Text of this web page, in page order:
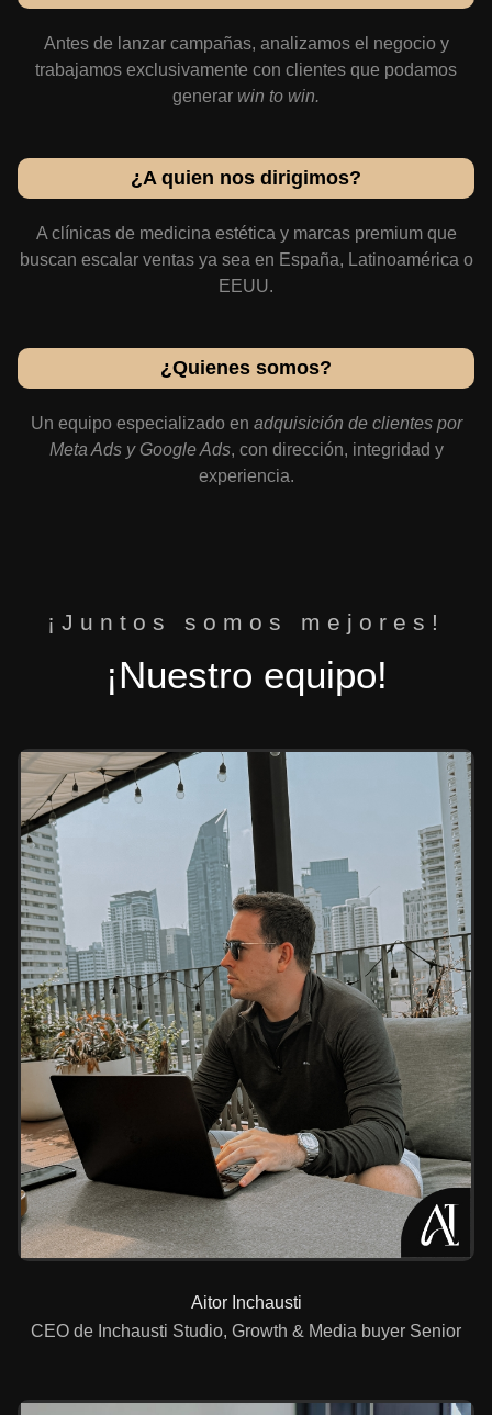
Antes de lanzar campañas, analizamos el negocio y
trabajamos exclusivamente con clientes que podamos
generar win to win.
¿A quien nos dirigimos?
A clínicas de medicina estética y marcas premium que
buscan escalar ventas ya sea en España, Latinoamérica o
EEUU.
¿Quienes somos?
Un equipo especializado en adquisición de clientes por
Meta Ads y Google Ads, con dirección, integridad y
experiencia.
¡Juntos somos mejores!
¡Nuestro equipo!
Aitor Inchausti
CEO de Inchausti Studio, Growth & Media buyer Senior